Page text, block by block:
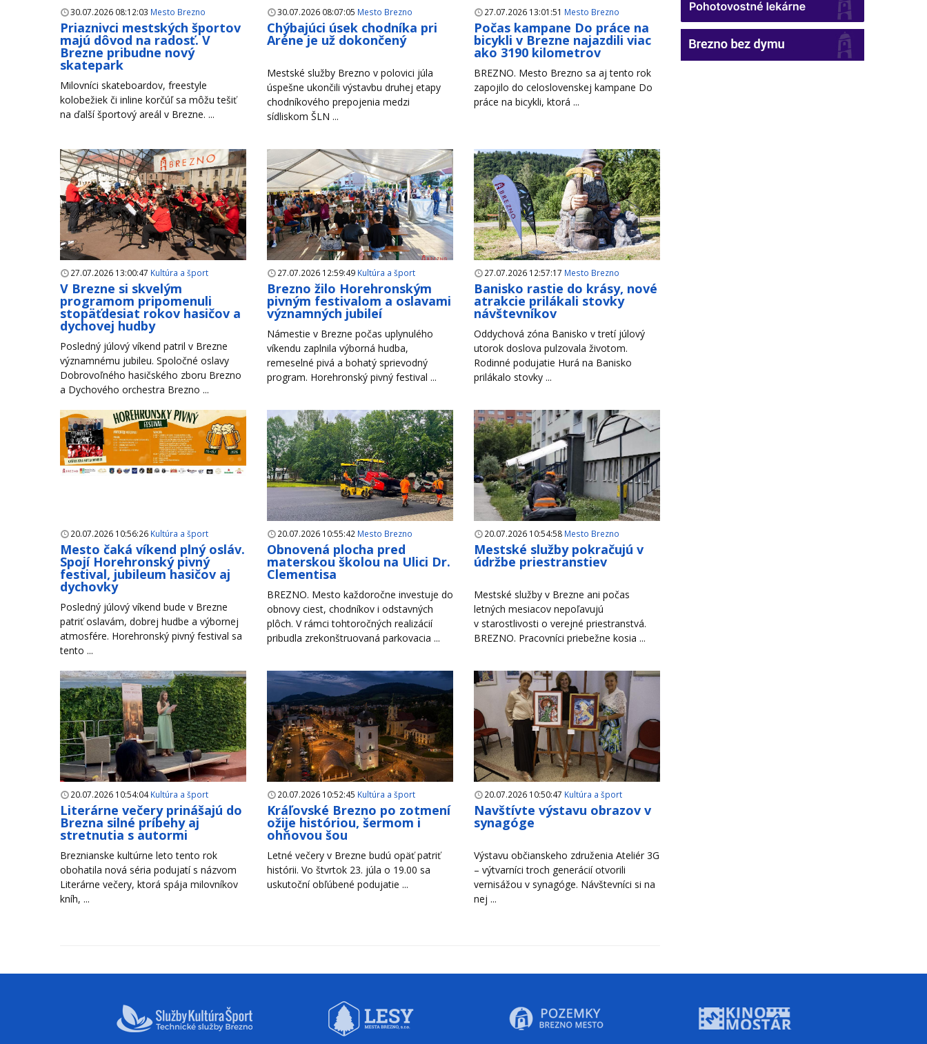
30.07.2026 08:12:03 Mesto Brezno
Priaznivci mestských športov
majú dôvod na radosť. V
Brezne pribudne nový
skatepark
Milovníci skateboardov, freestyle
kolobežiek či inline korčúľ sa môžu tešiť
na ďalší športový areál v Brezne. ...
30.07.2026 08:07:05 Mesto Brezno
Chýbajúci úsek chodníka pri
Aréne je už dokončený
Mestské služby Brezno v polovici júla
úspešne ukončili výstavbu druhej etapy
chodníkového prepojenia medzi
sídliskom ŠLN ...
27.07.2026 13:01:51 Mesto Brezno
Počas kampane Do práce na
bicykli v Brezne najazdili viac
ako 3190 kilometrov
BREZNO. Mesto Brezno sa aj tento rok
zapojilo do celoslovenskej kampane Do
práce na bicykli, ktorá ...
27.07.2026 13:00:47 Kultúra a šport
V Brezne si skvelým
programom pripomenuli
stopäťdesiat rokov hasičov a
dychovej hudby
Posledný júlový víkend patril v Brezne
významnému jubileu. Spoločné oslavy
Dobrovoľného hasičského zboru Brezno
a Dychového orchestra Brezno ...
27.07.2026 12:59:49 Kultúra a šport
Brezno žilo Horehronským
pivným festivalom a oslavami
významných jubileí
Námestie v Brezne počas uplynulého
víkendu zaplnila výborná hudba,
remeselné pivá a bohatý sprievodný
program. Horehronský pivný festival ...
27.07.2026 12:57:17 Mesto Brezno
Banisko rastie do krásy, nové
atrakcie prilákali stovky
návštevníkov
Oddychová zóna Banisko v tretí júlový
utorok doslova pulzovala životom.
Rodinné podujatie Hurá na Banisko
prilákalo stovky ...
20.07.2026 10:56:26 Kultúra a šport
Mesto čaká víkend plný osláv.
Spojí Horehronský pivný
festival, jubileum hasičov aj
dychovky
Posledný júlový víkend bude v Brezne
patriť oslavám, dobrej hudbe a výbornej
atmosfére. Horehronský pivný festival sa
tento ...
20.07.2026 10:55:42 Mesto Brezno
Obnovená plocha pred
materskou školou na Ulici Dr.
Clementisa
BREZNO. Mesto každoročne investuje do
obnovy ciest, chodníkov i odstavných
plôch. V rámci tohtoročných realizácií
pribudla zrekonštruovaná parkovacia ...
20.07.2026 10:54:58 Mesto Brezno
Mestské služby pokračujú v
údržbe priestranstiev
Mestské služby v Brezne ani počas
letných mesiacov nepoľavujú
v starostlivosti o verejné priestranstvá.
BREZNO. Pracovníci priebežne kosia ...
20.07.2026 10:54:04Kultúra a šport
Literárne večery prinášajú do
Brezna silné príbehy aj
stretnutia s autormi
Breznianske kultúrne leto tento rok
obohatila nová séria podujatí s názvom
Literárne večery, ktorá spája milovníkov
kníh, ...
20.07.2026 10:52:45 Kultúra a šport
Kráľovské Brezno po zotmení
ožije históriou, šermom i
ohňovou šou
Letné večery v Brezne budú opäť patriť
histórii. Vo štvrtok 23. júla o 19.00 sa
uskutoční obľúbené podujatie ...
20.07.2026 10:50:47 Kultúra a šport
Navštívte výstavu obrazov v
synagóge
Výstavu občianskeho združenia Ateliér 3G
– výtvarníci troch generácií otvorili
vernisážou v synagóge. Návštevníci si na
nej ...